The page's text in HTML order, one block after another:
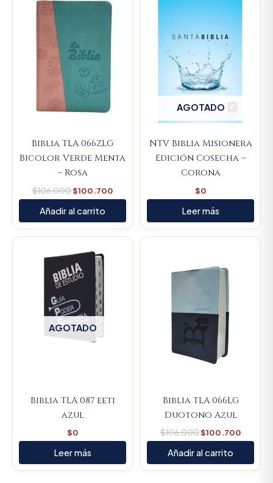
Biblia TLA 066ZLG
Bicolor Verde Menta
– Rosa
$106.000
was:
$106.000.
$100.700
Añadir al carrito
AGOTADO
NTV Biblia Misionera
Edición Cosecha –
Corona
$0
Leer más
AGOTADO
Biblia TLA 087 eeti
azul
$0
Leer más
Biblia TLA 066LG
Duotono Azul
$106.000
$106.000.
$100.700
Current
Añadir al carrito